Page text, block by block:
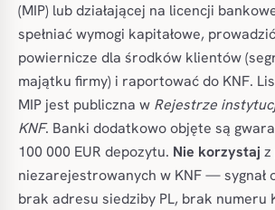
(MIP) lub działającej na licencji
spełniać wymogi kapitałowe,
powiernicze dla środków klientów
majątku firmy) i raportować do KNF.
MIP jest publiczna w Rejestrze
KNF. Banki dodatkowo objęte są
100 000 EUR depozytu. Nie korzystaj z
niezarejestrowanych w KNF — sygnał
brak adresu siedziby PL, brak numeru